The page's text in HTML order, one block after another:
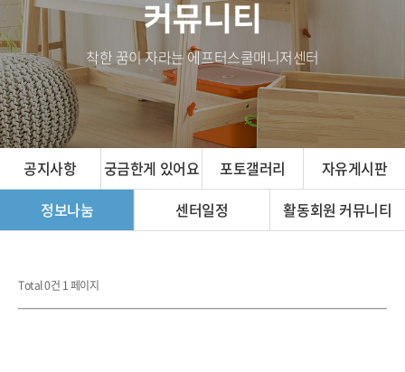
커뮤니티
착한 꿈이 자라는 에프터스쿨매니저센터
공지사항 궁금한게 있어요 포토갤러리
자유게시판
정보나눔
센터일정 활동회원 커뮤니티
Total 0건 1 페이지